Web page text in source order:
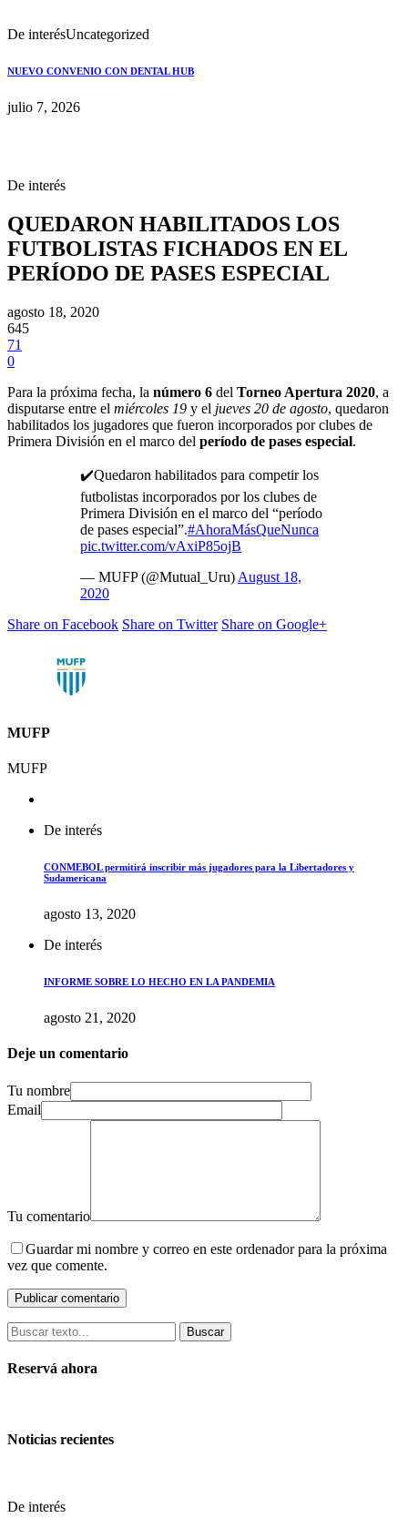
De interésUncategorized
NUEVO CONVENIO CON DENTAL HUB
julio 7, 2026
De interés
QUEDARON HABILITADOS LOS
FUTBOLISTAS FICHADOS EN EL
PERÍODO DE PASES ESPECIAL
agosto 18, 2020
645
71
0
Para la próxima fecha, la número 6 del Torneo Apertura 2020, a
disputarse entre el miércoles 19 y el jueves 20 de agosto, quedaron
habilitados los jugadores que fueron incorporados por clubes de
Primera División en el marco del período de pases especial.
✔️Quedaron habilitados para competir los
futbolistas incorporados por los clubes de
Primera División en el marco del “período
de pases especial”.#AhoraMásQueNunca
pic.twitter.com/vAxiP85ojB
— MUFP (@Mutual_Uru) August 18,
2020
Share on Facebook Share on Twitter Share on Google+
MUFP
MUFP
De interés
CONMEBOL permitirá inscribir más jugadores para la Libertadores y
Sudamericana
agosto 13, 2020
De interés
INFORME SOBRE LO HECHO EN LA PANDEMIA
agosto 21, 2020
Deje un comentario
Tu nombre
Email
Tu comentario
Guardar mi nombre y correo en este ordenador para la próxima
vez que comente.
Buscar
Reservá ahora
Noticias recientes
De interés